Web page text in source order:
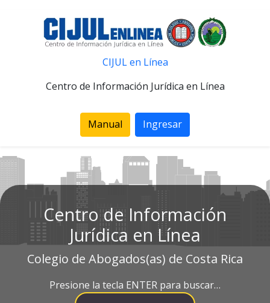
CIJUL en Línea
Centro de Información Jurídica en Línea
Manual Ingresar
Centro de Información
Jurídica en Línea
Colegio de Abogados(as) de Costa Rica
Presione la tecla ENTER para buscar…